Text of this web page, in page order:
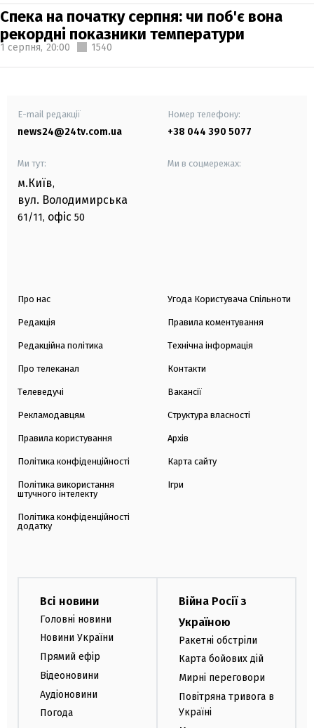
Спека на початку серпня: чи поб'є вона
рекордні показники температури
1 серпня, 20:00 1540
E-mail редакції
news24@24tv.com.ua
Номер телефону:
+38 044 390 5077
Ми тут:
м.Київ,
вул. Володимирська
61/11, офіс 50
Ми в соцмережах:
Про нас
Редакція
Редакційна політика
Про телеканал
Телеведучі
Рекламодавцям
Правила користування
Політика конфіденційності
Політика використання
штучного інтелекту
Політика конфіденційності
додатку
Угода Користувача Спільноти
Правила коментування
Технічна інформація
Контакти
Вакансії
Структура власності
Архів
Карта сайту
Ігри
Всі новини
Головні новини
Новини України
Прямий ефір
Відеоновини
Аудіоновини
Погода
Війна Росії з
Україною
Ракетні обстріли
Карта бойових дій
Мирні переговори
Повітряна тривога в
Україні